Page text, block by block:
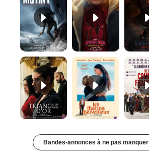
Le Triangle d'or Bande-annonce VF
Bandes-annonces à ne pas manquer